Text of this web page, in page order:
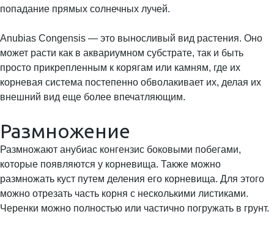
попадание прямых солнечных лучей.
Anubias Congensis — это выносливый вид растения. Оно
может расти как в аквариумном субстрате, так и быть
просто прикрепленным к корягам или камням, где их
корневая система постепенно обволакивает их, делая их
внешний вид еще более впечатляющим.
Размножение
Размножают анубиас конгензис боковыми побегами,
которые появляются у корневища. Также можно
размножать куст путем деления его корневища. Для этого
можно отрезать часть корня с несколькими листиками.
Черенки можно полностью или частично погружать в грунт.